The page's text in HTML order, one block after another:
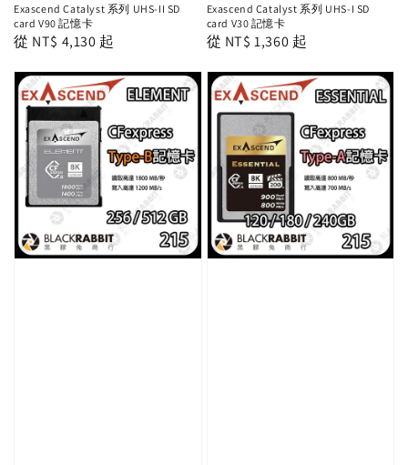
Exascend Catalyst 系列 UHS-II SD
card V90 記憶卡
Regular
從 NT$ 4,130 起
Exascend Catalyst 系列 UHS-I SD
card V30 記憶卡
Regular
從 NT$ 1,360 起